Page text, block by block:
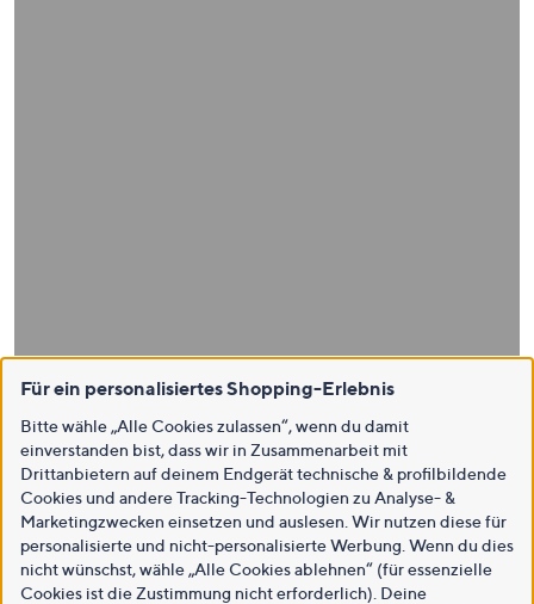
Für ein personalisiertes Shopping-Erlebnis
Bitte wähle „Alle Cookies zulassen“, wenn du damit
einverstanden bist, dass wir in Zusammenarbeit mit
Drittanbietern auf deinem Endgerät technische & profilbildende
Cookies und andere Tracking-Technologien zu Analyse- &
Marketingzwecken einsetzen und auslesen. Wir nutzen diese für
personalisierte und nicht-personalisierte Werbung. Wenn du dies
nicht wünschst, wähle „Alle Cookies ablehnen“ (für essenzielle
Cookies ist die Zustimmung nicht erforderlich). Deine